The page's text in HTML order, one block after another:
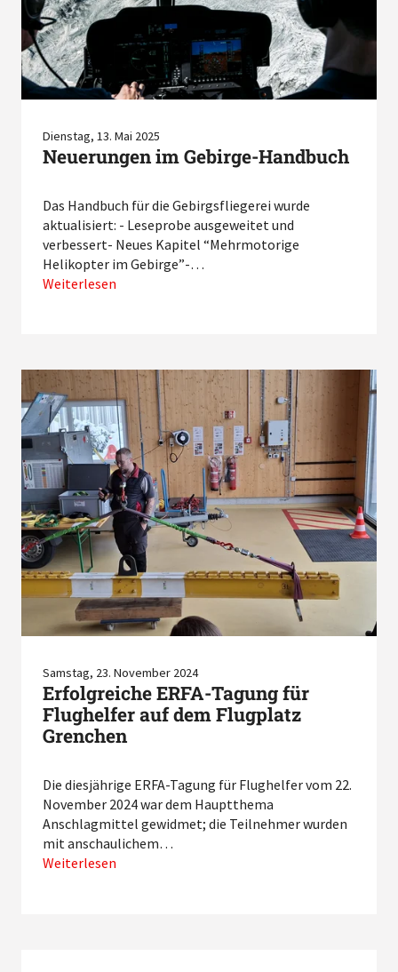
Dienstag, 13. Mai 2025
Neuerungen im Gebirge-Handbuch
Das Handbuch für die Gebirgsfliegerei wurde
aktualisiert: - Leseprobe ausgeweitet und
verbessert- Neues Kapitel “Mehrmotorige
Helikopter im Gebirge”-…
Weiterlesen
Samstag, 23. November 2024
Erfolgreiche ERFA-Tagung für
Flughelfer auf dem Flugplatz
Grenchen
Die diesjährige ERFA-Tagung für Flughelfer vom 22.
November 2024 war dem Hauptthema
Anschlagmittel gewidmet; die Teilnehmer wurden
mit anschaulichem…
Weiterlesen